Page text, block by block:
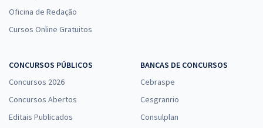
Oficina de Redação
Cursos Online Gratuitos
CONCURSOS PÚBLICOS
Concursos 2026
Concursos Abertos
Editais Publicados
BANCAS DE CONCURSOS
Cebraspe
Cesgranrio
Consulplan